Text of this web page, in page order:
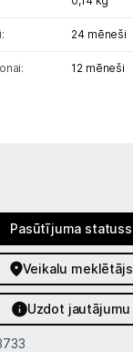
24 mēneši
12 mēneši
Pasūtījuma statuss
Veikalu meklētājs
Uzdot jautājumu